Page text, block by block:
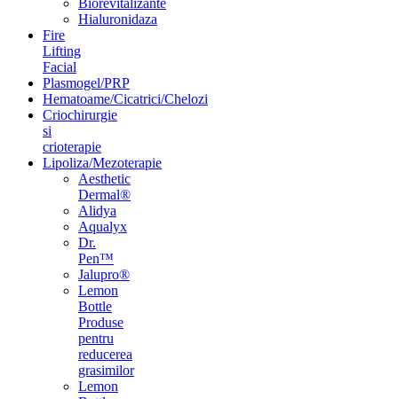
Biorevitalizante
Hialuronidaza
Fire
Lifting
Facial
Plasmogel/PRP
Hematoame/Cicatrici/Chelozi
Criochirurgie
si
crioterapie
Lipoliza/Mezoterapie
Aesthetic
Dermal®
Alidya
Aqualyx
Dr.
Pen™
Jalupro®
Lemon
Bottle
Produse
pentru
reducerea
grasimilor
Lemon